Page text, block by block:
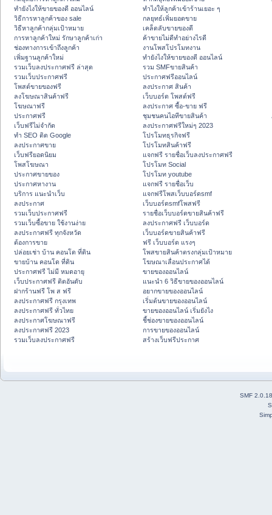
ทํายังไงให้ขายของดี ออนไลน์
วิธีการหาลูกค้าของ sale
วิธีหาลูกค้ากลุ่มเป้าหมาย
การหาลูกค้าใหม่ รักษาลูกค้าเก่า
ช่องทางการเข้าถึงลูกค้า
เพิ่มฐานลูกค้าใหม่
รวมเว็บลงประกาศฟรี ล่าสุด
รวมเว็บประกาศฟรี
โพสต์ขายของฟรี
ลงโฆษณาสินค้าฟรี
โฆษณาฟรี
ประกาศฟรี
เว็บฟรีไม่จำกัด
ทำ SEO ติด Google
ลงประกาศขาย
เว็บฟรียอดนิยม
โพสโฆษณา
ประกาศขายของ
ประกาศหางาน
บริการ แนะนำเว็บ
ลงประกาศ
รวมเว็บประกาศฟรี
รวมเว็บซื้อขาย ใช้งานง่าย
ลงประกาศฟรี ทุกจังหวัด
ต้องการขาย
ปล่อยเช่า บ้าน คอนโด ที่ดิน
ขายบ้าน คอนโด ที่ดิน
ประกาศฟรี ไม่มี หมดอายุ
เว็บประกาศฟรี ติดอันดับ
ฝากร้านฟรี โพ ส ฟรี
ลงประกาศฟรี กรุงเทพ
ลงประกาศฟรี ทั่วไทย
ลงประกาศโฆษณาฟรี
ลงประกาศฟรี 2023
รวมเว็บลงประกาศฟรี
ทําไงให้ลูกค้าเข้าร้านเยอะ ๆ
กลยุทธ์เพิ่มยอดขาย
เคล็ดลับขายของดี
ค้าขายไม่ดีทำอย่างไรดี
งานโพสโปรโมทงาน
ทํายังไงให้ขายของดี ออนไลน์
รวม SMFขายสินค้า
ประกาศฟรีออนไลน์
ลงประกาศ สินค้า
เว็บบอร์ด โพสต์ฟรี
ลงประกาศ ซื้อ-ขาย ฟรี
ชุมชนคนไอทีขายสินค้า
ลงประกาศฟรีใหม่ๆ 2023
โปรโมทธุรกิจฟรี
โปรโมทสินค้าฟรี
แจกฟรี รายชื่อเว็บลงประกาศฟรี
โปรโมท Social
โปรโมท youtube
แจกฟรี รายชื่อเว็บ
แจกฟรีโพสเว็บบอร์ดsmf
เว็บบอร์ดsmfโพสฟรี
รายชื่อเว็บบอร์ดขายสินค้าฟรี
ลงประกาศฟรี เว็บบอร์ด
เว็บบอร์ดขายสินค้าฟรี
ฟรี เว็บบอร์ด แรงๆ
โพสขายสินค้าตรงกลุ่มเป้าหมาย
โฆษณาเลื่อนประกาศได้
ขายของออนไลน์
แนะนำ 6 วิธีขายของออนไลน์
อยากขายของออนไลน์
เริ่มต้นขายของออนไลน์
ขายของออนไลน์ เริ่มยังไง
ชี้ช่องขายของออนไลน์
การขายของออนไลน์
สร้างเว็บฟรีประกาศ
SMF 2.0.18